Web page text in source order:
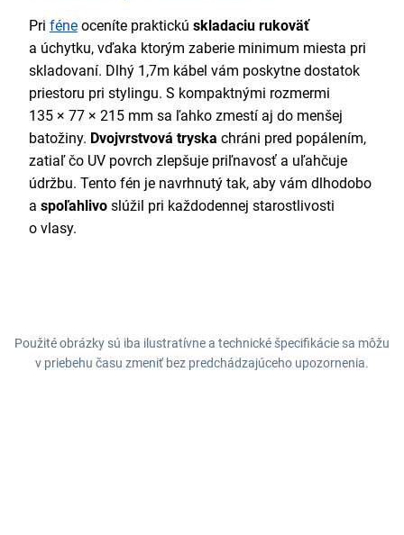
Pri féne oceníte praktickú skladaciu rukoväť
a úchytku, vďaka ktorým zaberie minimum miesta pri
skladovaní. Dlhý 1,7m kábel vám poskytne dostatok
priestoru pri stylingu. S kompaktnými rozmermi
135 × 77 × 215 mm sa ľahko zmestí aj do menšej
batožiny. Dvojvrstvová tryska chráni pred popálením,
zatiaľ čo UV povrch zlepšuje priľnavosť a uľahčuje
údržbu. Tento fén je navrhnutý tak, aby vám dlhodobo
a spoľahlivo slúžil pri každodennej starostlivosti
o vlasy.
Použité obrázky sú iba ilustratívne a technické špecifikácie sa môžu
v priebehu času zmeniť bez predchádzajúceho upozornenia.